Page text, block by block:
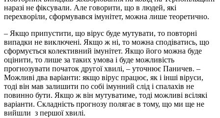
наразі не фіксували. Але говорити, що в людей, які
перехворіли, сформувався імунітет, можна лише теоретично.
– Якщо припустити, що вірус буде мутувати, то повторні
випадки не виключені. Якщо ж ні, то можна сподіватись, що
сформується колективний імунітет. Якщо його можна буде
оцінити, то лише за таких умова і буде можливість
прогнозувати початок другої хвилі, – уточнює Паничев. –
Можливі два варіанти: якщо вірус працює, як і інші віруси,
тоді він мав залишити по собі імунний слід і спалахів не
повинно бути. Якщо ж він мутуватиме, тоді можливі всілякі
варіанти. Складність прогнозу полягає в тому, що ми ще не
вийшли з першої хвилі.